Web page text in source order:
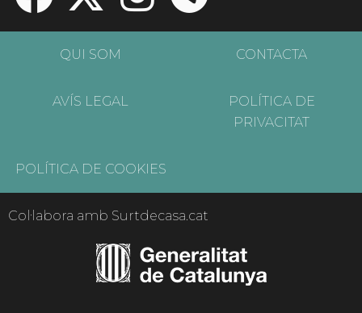
QUI SOM CONTACTA
AVÍS LEGAL
POLÍTICA DE
PRIVACITAT
POLÍTICA DE COOKIES
Col·labora amb Surtdecasa.cat